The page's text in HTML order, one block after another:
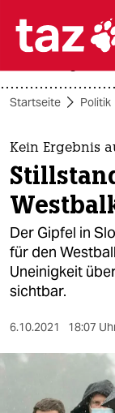

themen
politik
öko
gesellschaft
kultur
sport
berlin
nord
krieg in
Startseite Politik
Kein Ergebnis
Der Gipfel in
für den
Uneinigkeit
sichtbar.
6.10.2021 18:07